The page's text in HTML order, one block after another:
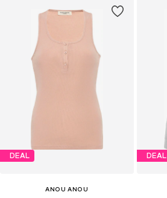
DEAL
ANOU ANOU
DEAL